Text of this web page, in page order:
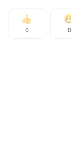
0 0